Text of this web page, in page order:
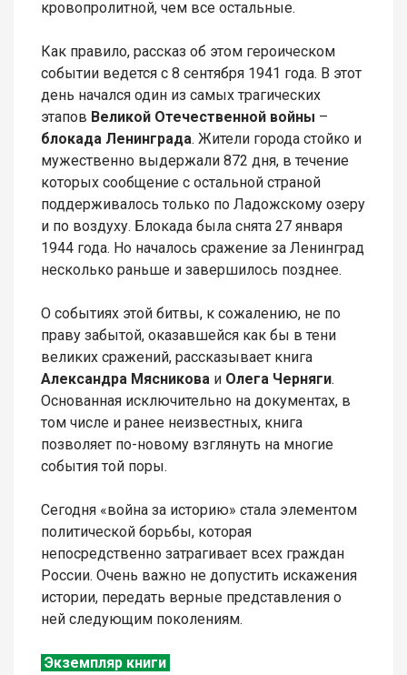
кровопролитной, чем все остальные.
Как правило, рассказ об этом героическом
событии ведется с 8 сентября 1941 года. В этот
день начался один из самых трагических
этапов Великой Отечественной войны –
блокада Ленинграда. Жители города стойко и
мужественно выдержали 872 дня, в течение
которых сообщение с остальной страной
поддерживалось только по Ладожскому озеру
и по воздуху. Блокада была снята 27 января
1944 года. Но началось сражение за Ленинград
несколько раньше и завершилось позднее.
О событиях этой битвы, к сожалению, не по
праву забытой, оказавшейся как бы в тени
великих сражений, рассказывает книга
Александра Мясникова и Олега Черняги.
Основанная исключительно на документах, в
том числе и ранее неизвестных, книга
позволяет по-новому взглянуть на многие
события той поры.
Сегодня «война за историю» стала элементом
политической борьбы, которая
непосредственно затрагивает всех граждан
России. Очень важно не допустить искажения
истории, передать верные представления о
ней следующим поколениям.
Экземпляр книги